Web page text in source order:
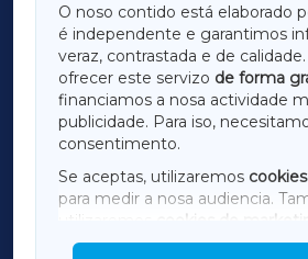
O noso contido está elaborado
é independente e garantimos
veraz, contrastada e de
ofrecer este servizo de forma
financiamos a nosa actividade
publicidade. Para iso,
consentimento.
Se aceptas, utilizaremos
para medir a nosa audiencia.
utilizaremos
cookies de
mostrar publicidade de terceiros.
LUGOXA
TERRACHAXA
AMARIÑAXA